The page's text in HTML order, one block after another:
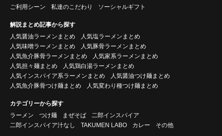
ご利用シーン
私達のこだわり ソーシャルギフト
解説まとめ記事から探す
人気醤油ラーメンまとめ
人気塩ラーメンまとめ
人気味噌ラーメンまとめ
人気豚骨ラーメンまとめ
人気魚介豚骨ラーメンまとめ
人気家系ラーメンまとめ
人気担々麺まとめ
人気鶏白湯ラーメンまとめ
人気インスパイア系ラーメンまとめ
人気醤油つけ麺まとめ
人気魚介豚骨つけ麺まとめ
人気変わり種つけ麺まとめ
カテゴリーから探す
ラーメン
つけ麺 まぜそば
二郎インスパイア
二郎インスパイア汁なし
TAKUMEN LABO カレー その他